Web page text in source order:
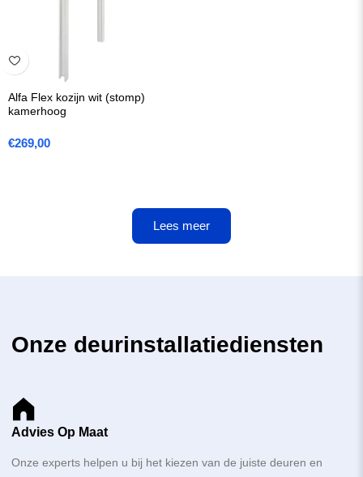
Alfa Flex kozijn wit (stomp)
kamerhoog
€269,00
Lees meer
Onze deurinstallatiediensten
Advies Op Maat
Onze experts helpen u bij het kiezen van de juiste deuren en